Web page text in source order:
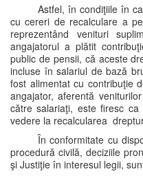
Astfel, în condiţiile în
cu cereri de recalculare a
reprezentând venituri
angajatorul a plătit
public de pensii, că aceste
incluse în salariul de bază
fost alimentat cu contribuţie
angajator, aferentă
către salariaţi, este firesc
vedere la recalcularea
În conformitate cu
procedură civilă, deciziile
şi Justiţie în interesul legii,